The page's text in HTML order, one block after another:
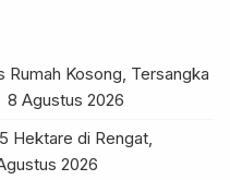
Rumah Kosong, Tersangka
8 Agustus 2026
Hektare di Rengat,
2026